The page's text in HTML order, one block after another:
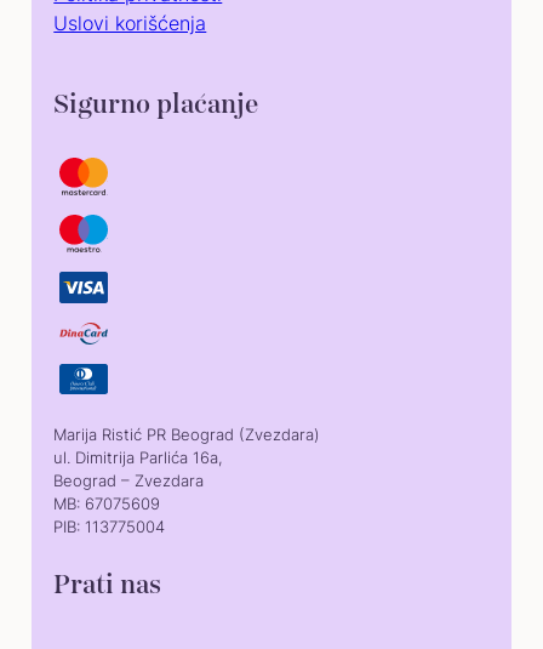
Uslovi korišćenja
Sigurno plaćanje
Marija Ristić PR Beograd (Zvezdara)
ul. Dimitrija Parlića 16a,
Beograd – Zvezdara
MB: 67075609
PIB: 113775004
Prati nas